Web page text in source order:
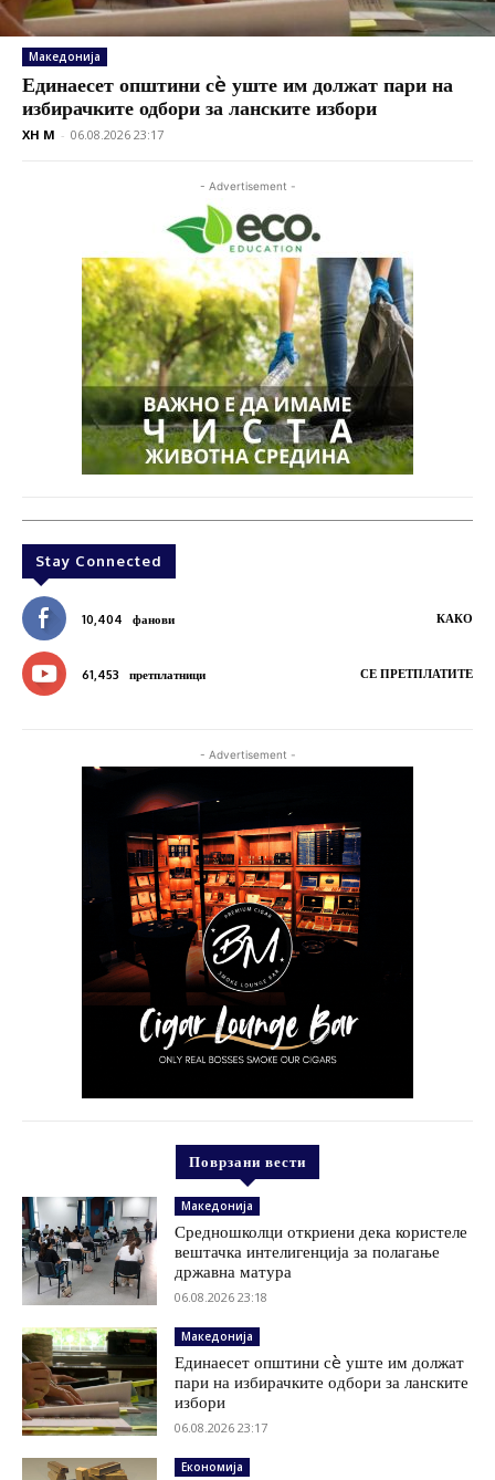
Македонија
Единаесет општини сè уште им должат пари на
избирачките одбори за ланските избори
XH M - 06.08.2026 23:17
- Advertisement -
Stay Connected
10,404 фанови КАКО
61,453 претплатници СЕ ПРЕТПЛАТИТЕ
- Advertisement -
Поврзани вести
Македонија
Средношколци откриени дека користеле
вештачка интелигенција за полагање
државна матура
06.08.2026 23:18
Македонија
Единаесет општини сè уште им должат
пари на избирачките одбори за ланските
избори
06.08.2026 23:17
Економија